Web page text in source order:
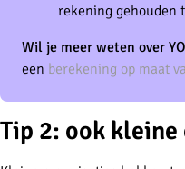
rekening gehouden
Wil je meer weten over
een berekening op maat
Tip 2: ook